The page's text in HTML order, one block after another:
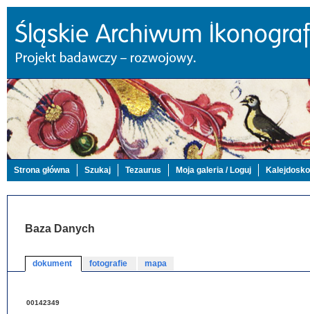
Strona główna Szukaj Tezaurus Moja galeria / Loguj
Baza Danych
dokument fotografie mapa
00142349